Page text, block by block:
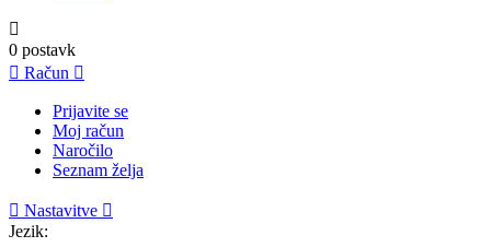

0 postavk
 Račun 
Prijavite se
Moj račun
Naročilo
Seznam želja
 Nastavitve 
Jezik: